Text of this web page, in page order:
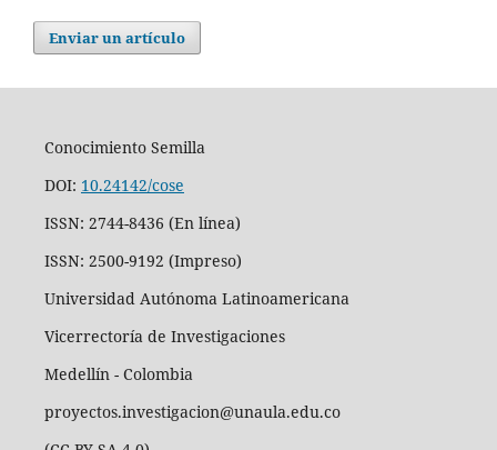
Enviar un artículo
Conocimiento Semilla
DOI: 10.24142/cose
ISSN: 2744-8436 (En línea)
ISSN: 2500-9192 (Impreso)
Universidad Autónoma Latinoamericana
Vicerrectoría de Investigaciones
Medellín - Colombia
proyectos.investigacion@unaula.edu.co